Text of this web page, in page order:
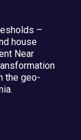
–
house
Near
the geo-